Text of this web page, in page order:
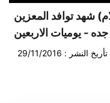
شهد توافد المعزين
- يوميات الاربعين
تأريخ النشر : 29/11/2016